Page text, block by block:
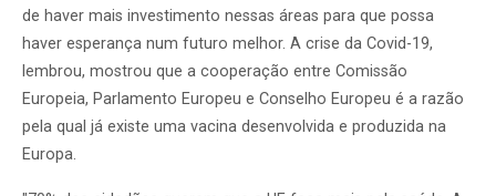
de haver mais investimento nessas áreas para que possa
haver esperança num futuro melhor. A crise da Covid-19,
lembrou, mostrou que a cooperação entre Comissão
Europeia, Parlamento Europeu e Conselho Europeu é a razão
pela qual já existe uma vacina desenvolvida e produzida na
Europa.